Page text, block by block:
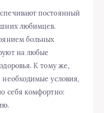
постоянный
любимцев.
больных
на любые
К тому же,
необходимые условия,
себя комфортно: